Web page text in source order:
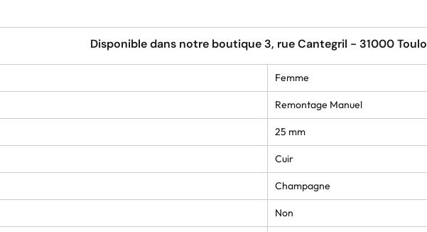
Disponible dans notre boutique 3, rue Cantegril - 31000
Femme
Remontage Manuel
25 mm
Cuir
Champagne
Non